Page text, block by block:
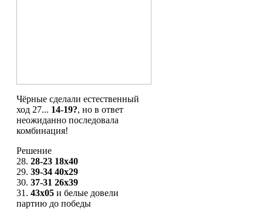
Чёрные сделали естественный
ход 27... 14-19?, но в ответ
неожиданно последовала
комбинация!
Решение
28. 28-23 18x40
29. 39-34 40x29
30. 37-31 26x39
31. 43x05 и белые довели
партию до победы